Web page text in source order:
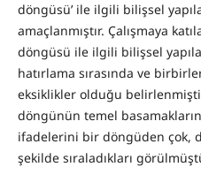
döngüsü’ ile ilgili bilişsel
amaçlanmıştır. Çalışmaya
döngüsü ile ilgili bilişsel
hatırlama sırasında ve
eksiklikler olduğu
döngünün temel
ifadelerini bir döngüden çok,
şekilde sıraladıkları